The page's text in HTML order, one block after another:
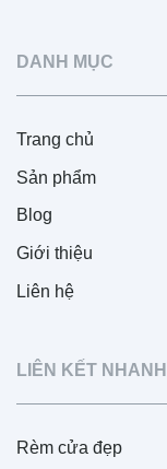
DANH MỤC
Trang chủ
Sản phẩm
Blog
Giới thiệu
Liên hệ
LIÊN KẾT NHANH
Rèm cửa đẹp